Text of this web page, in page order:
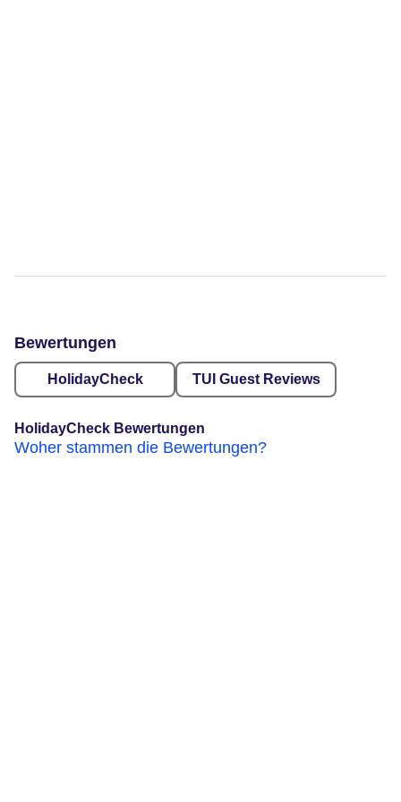
Bewertungen
HolidayCheck TUI Guest Reviews
HolidayCheck Bewertungen
Woher stammen die Bewertungen?